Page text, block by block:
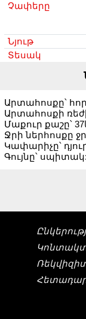
Չափերը
Նյութ
Տեսակ
Արտահոսքը՝
Արտահոսքի
Մաքուր քաշը՝
Ջրի ներհոսքը
Կափարիչը՝
Գույնը՝ սպիտակ: